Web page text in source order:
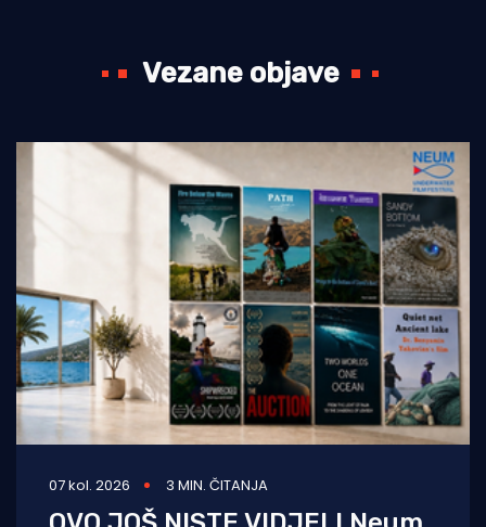
Vezane objave
07 kol. 2026 3 MIN. ČITANJA